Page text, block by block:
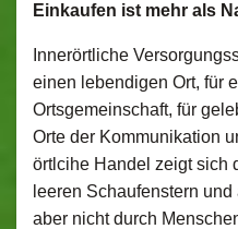
Einkaufen ist mehr als
Innerörtliche
einen lebendigen Ort, für
Ortsgemeinschaft, für
Orte der Kommunikation
örtlcihe Handel zeigt sich
leeren Schaufenstern
aber nicht durch